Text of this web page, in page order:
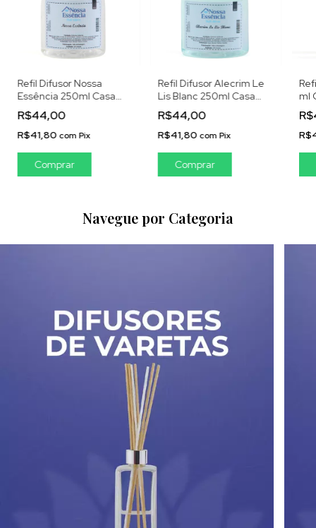
Refil Difusor Nossa
Essência 250ml Casa
das Essências
Uberlândia
R$44,00
R$41,80 com Pix
Refil Difusor Alecrim Le
Lis Blanc 250ml Casa
das Essências
Uberlândia
R$44,00
R$41,80com Pix
ml
Navegue por Categoria